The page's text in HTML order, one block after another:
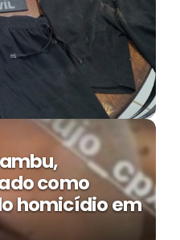
como
homicídio em